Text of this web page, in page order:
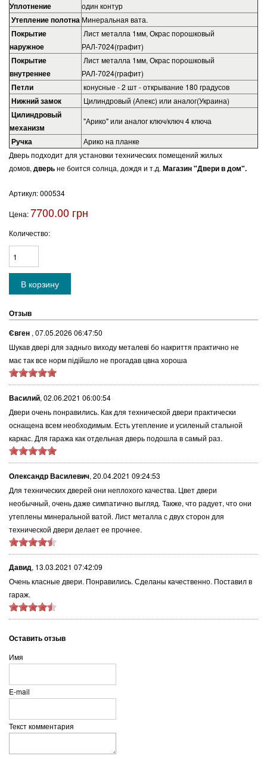
Уплотнение один контур
Утепление полотна Минеральная вата.
Покрытие
наружное
Лист металла 1мм, Окрас порошковый
РАЛ-7024(графит)
Покрытие
внутреннее
Лист металла 1мм, Окрас порошковый
РАЛ-7024(графит)
Петли конусные - 2 шт - открывание 180 градусов
Нижний замок Цилиндровый (Апекс) или аналог(Украина)
Цилиндровый
механизм
"Арико" или аналог ключ/ключ 4 ключа
Ручка
Арико на планке
Дверь подходит для установки технических помещений жилых
домов, дверьне боится солнца, дождя и т.д. Магазин "Двери в дом".
Артикул:000534
Цена:7700.00 грн
Количество:
Отзыв
Євген , 07.05.2026 06:47:50
Шукав двері для задньго виходу металеві бо накриття практично не
має так все норм підійшло не прогадав цвна хороша
Василий, 02.06.2021 06:00:54
Двери очень понравились. Как для технической двери практически
оснащена всем необходимым. Есть утепление и усиленый стальной
каркас. Для гаража как отдельная дверь подошла в самый раз.
Олександр Василевич, 20.04.2021 09:24:53
Для технических дверей они неплохого качества. Цвет двери
необычный, очень даже симпатично выгляд. Также, что радует, что они
утеплены минеральной ватой. Лист металла с двух сторон для
технической двери делает ее прочнее.
Давид, 13.03.2021 07:42:09
Очень класные двери. Понравились. Сделаны качественно. Поставил в
гараж.
Оставить отзыв
Имя
E-mail
Текст комментария